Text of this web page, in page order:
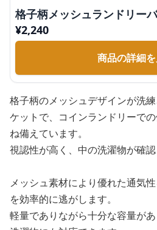
格子柄メッシュランドリー
¥2,240
商品の詳細
格子柄のメッシュデザインが洗
ケットで、コインランドリーで
ね備えています。
視認性が高く、中の洗濯物が確認
メッシュ素材により優れた通気
を効率的に逃がします。
軽量でありながら十分な容量が